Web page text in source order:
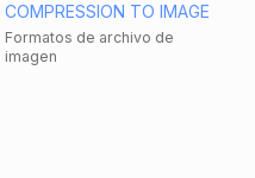
COMPRESSION TO IMAGE
Formatos de archivo de
imagen